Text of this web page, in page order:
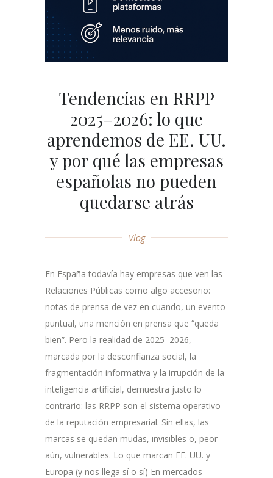
Tendencias en RRPP
2025–2026: lo que
aprendemos de EE. UU.
y por qué las empresas
españolas no pueden
quedarse atrás
Vlog
En España todavía hay empresas que ven las
Relaciones Públicas como algo accesorio:
notas de prensa de vez en cuando, un evento
puntual, una mención en prensa que “queda
bien”. Pero la realidad de 2025–2026,
marcada por la desconfianza social, la
fragmentación informativa y la irrupción de la
inteligencia artificial, demuestra justo lo
contrario: las RRPP son el sistema operativo
de la reputación empresarial. Sin ellas, las
marcas se quedan mudas, invisibles o, peor
aún, vulnerables. Lo que marcan EE. UU. y
Europa (y nos llega sí o sí) En mercados